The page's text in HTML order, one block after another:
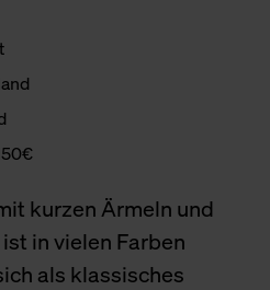
kurzen Ärmeln und
in vielen Farben
als klassisches